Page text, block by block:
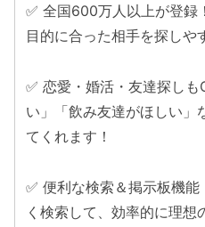
✅ 全国600万人以上が登録
目的に合った相手を探しや
✅ 恋愛・婚活・友達探し
い」「飲み友達がほしい」
てくれます！
✅ 便利な検索＆掲示板機
く検索して、効率的に理想